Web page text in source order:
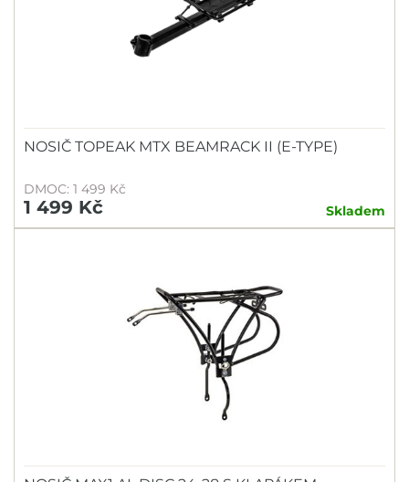
NOSIČ TOPEAK MTX BEAMRACK II (E-TYPE)
DMOC: 1 499 Kč
1 499 Kč Skladem